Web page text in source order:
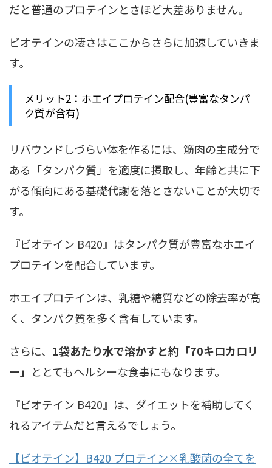
だと普通のプロテインとさほど大差ありません。
ビオテインの凄さはここからさらに加速していきま
す。
メリット2：ホエイプロテイン配合(豊富なタンパ
ク質が含有)
リバウンドしづらい体を作るには、筋肉の主成分で
ある「タンパク質」を適度に摂取し、年齢と共に下
がる傾向にある基礎代謝を落とさないことが大切で
す。
『ビオテイン B420』はタンパク質が豊富なホエイ
プロテインを配合しています。
ホエイプロテインは、乳糖や糖質などの除去率が高
く、タンパク質を多く含有しています。
さらに、 1袋あたり水で溶かすと約「70キロカロリ
ー」 ととてもヘルシーな食事にもなります。
『ビオテイン B420』は、ダイエットを補助してく
れるアイテムだと言えるでしょう。
【ビオテイン】B420 プロテイン×乳酸菌の全てを